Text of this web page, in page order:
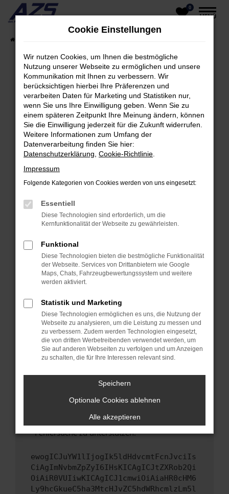
Zum
Hauptinhalt
0
MENÜ
Fehler: Network Error
Beim Laden ist ein Fehler aufgetreten.
Hier sind ein paar Tipps, die dir helfen können:
Überprüfe deine Firewall und deine
Internetverbindung.
Laden andere Webseiten, zum Beispiel deine
Suchmaschine?
Prüfe deine Browsererweiterungen.
können das Laden bestimmter Seiten
verhindern. Funktioniert die Seite in einem
anderen Browser oder in einem privaten
Fenster?
Starte dein Gerät neu.
Das kann manchmal helfen, vorübergehende
Probleme zu beheben.
Betriebssystem auf dem neuesten Stand
sind.
Veraltete Software birgt nicht nur ein
Sicherheitsrisiko, sondern kann auch dazu
führen, dass bestimmte Funktionen nicht mehr
unterstützt werden.
Wende dich an den Webseitenbetreiber.
Wenn du alle oben genannten Schritte versucht
hast, kontaktiere uns bitte. Wir werden
uns diesen Text schicken, um uns bei der
Fehlersuche zu unterstützen:
ewogICJuYW1lIjogIk5ldHdvcmtFcnJvciIs
CiAgImNvbmZpZyI6IHsKICAgICJtZXRob2Qi
OiAiR0VUIiwKICAgICJ1cmwiOiAiaHR0cHM6
Ly9hcGkueC5ha3MtcHJvZC5hdWRhcmlzLm5l
Cookie Einstellungen
Wir nutzen Cookies, um Ihnen die bestmögliche
Nutzung unserer Webseite zu ermöglichen und unsere
Kommunikation mit Ihnen zu verbessern. Wir
berücksichtigen hierbei Ihre Präferenzen und
verarbeiten Daten für Marketing und Statistiken nur,
wenn Sie uns Ihre Einwilligung geben. Wenn Sie zu
einem späteren Zeitpunkt Ihre Meinung ändern, können
Sie die Einwilligung jederzeit für die Zukunft widerrufen.
Weitere Informationen zum Umfang der
Datenverarbeitung finden Sie hier:
Datenschutzerklärung Cookie-Richtlinie
Impressum
Folgende Kategorien von Cookies werden von uns eingesetzt:
Essentiell
Diese Technologien sind erforderlich, um die
Kernfunktionalität der Webseite zu gewährleisten.
Funktional
Diese Technologien bieten die bestmögliche Funktionalität
der Webseite. Services von Drittanbietern wie Google
Maps, Chats, Fahrzeugbewertungssystem und weitere
werden aktiviert.
Statistik und Marketing
Diese Technologien ermöglichen es uns, die Nutzung der
Webseite zu analysieren, um die Leistung zu messen und
zu verbessern. Zudem werden Technologien eingesetzt,
die von dritten Werbetreibenden verwendet werden, um
Sie auf anderen Webseiten zu verfolgen und um Anzeigen
zu schalten, die für Ihre Interessen relevant sind.
Speichern
Optionale Cookies ablehnen
Alle akzeptieren